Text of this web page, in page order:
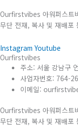
Ourfirstvibes 아워퍼스트
무단 전재, 복사 및 재배포
Instagram Youtube
Ourfirstvibes
주소: 서울 강남구
사업자번호: 764-
이메일:
Ourfirstvibes 아워퍼스트
무단 전재, 복사 및 재배포